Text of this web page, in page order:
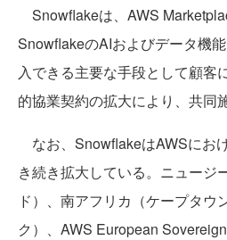
Snowflakeは、AWS
SnowflakeのAIおよびデータ機
入できる主要な手段として顧客
的協業契約の拡大により、共同
なお、SnowflakeはAWSにお
き続き拡大している。ニュージ
ド）、南アフリカ（ケープタウ
ク）、AWS European